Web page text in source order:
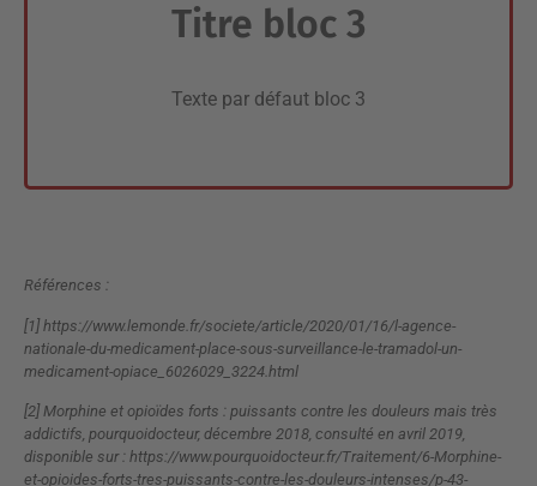
Titre bloc 3
Texte par défaut bloc 3
Références :
[1] https://www.lemonde.fr/societe/article/2020/01/16/l-agence-
nationale-du-medicament-place-sous-surveillance-le-tramadol-un-
medicament-opiace_6026029_3224.html
[2] Morphine et opioïdes forts : puissants contre les douleurs mais très
addictifs, pourquoidocteur, décembre 2018, consulté en avril 2019,
disponible sur : https://www.pourquoidocteur.fr/Traitement/6-Morphine-
et-opioides-forts-tres-puissants-contre-les-douleurs-intenses/p-43-